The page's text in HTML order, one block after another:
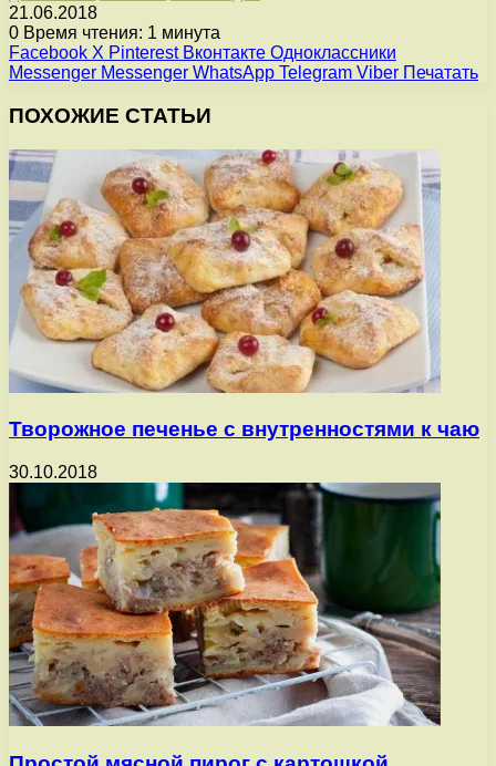
21.06.2018
0 Время чтения: 1 минута
Facebook X Pinterest Вконтакте Одноклассники
Messenger Messenger WhatsApp Telegram Viber Печатать
ПОХОЖИЕ СТАТЬИ
Творожное печенье с внутренностями к чаю
30.10.2018